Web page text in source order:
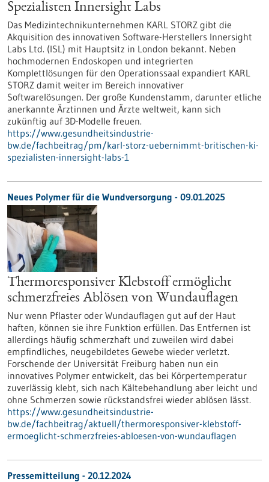
Spezialisten Innersight Labs
Das Medizintechnikunternehmen KARL STORZ gibt die
Akquisition des innovativen Software-Herstellers Innersight
Labs Ltd. (ISL) mit Hauptsitz in London bekannt. Neben
hochmodernen Endoskopen und integrierten
Komplettlösungen für den Operationssaal expandiert KARL
STORZ damit weiter im Bereich innovativer
Softwarelösungen. Der große Kundenstamm, darunter etliche
anerkannte Ärztinnen und Ärzte weltweit, kann sich
zukünftig auf 3D-Modelle freuen.
https://www.gesundheitsindustrie-
bw.de/fachbeitrag/pm/karl-storz-uebernimmt-britischen-ki-
spezialisten-innersight-labs-1
Neues Polymer für die Wundversorgung - 09.01.2025
Thermoresponsiver Klebstoff ermöglicht
schmerzfreies Ablösen von Wundauflagen
Nur wenn Pflaster oder Wundauflagen gut auf der Haut
haften, können sie ihre Funktion erfüllen. Das Entfernen ist
allerdings häufig schmerzhaft und zuweilen wird dabei
empfindliches, neugebildetes Gewebe wieder verletzt.
Forschende der Universität Freiburg haben nun ein
innovatives Polymer entwickelt, das bei Körpertemperatur
zuverlässig klebt, sich nach Kältebehandlung aber leicht und
ohne Schmerzen sowie rückstandsfrei wieder ablösen lässt.
https://www.gesundheitsindustrie-
bw.de/fachbeitrag/aktuell/thermoresponsiver-klebstoff-
ermoeglicht-schmerzfreies-abloesen-von-wundauflagen
Pressemitteilung - 20.12.2024